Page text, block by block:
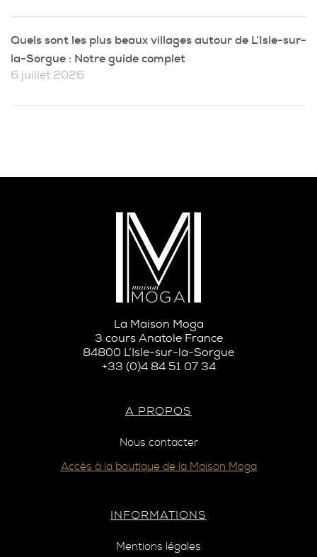
Quels sont les plus beaux villages autour de L’Isle-sur-
la-Sorgue : Notre guide complet
6 juillet 2026
La Maison Moga
3 cours Anatole France
84800 L’Isle-sur-la-Sorgue
+33 (0)4 84 51 07 34
A PROPOS
Nous contacter
Accès à la boutique de la Maison Moga
INFORMATIONS
Mentions légales